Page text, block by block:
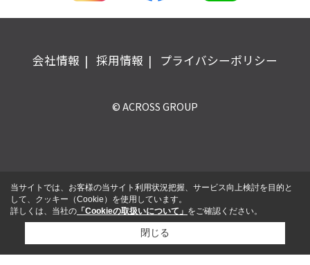
会社情報 採用情報 プライバシーポリシー
© ACROSS GROUP
当サイトでは、お客様の当サイト利用状況把握、サービス向上検討を目的と
して、クッキー（Cookie）を使用しています。
詳しくは、当社の 「Cookieの取扱いについて」 をご確認ください。
閉じる